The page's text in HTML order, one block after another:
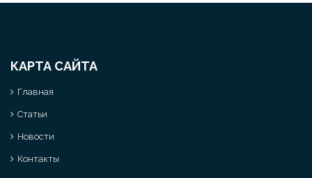
КАРТА САЙТА
Главная
Статьи
Новости
Контакты